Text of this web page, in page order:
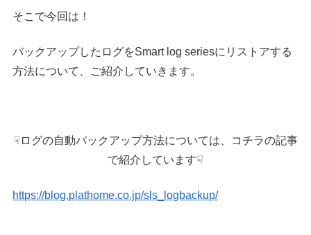
そこで今回は！
バックアップしたログをSmart log seriesにリストアする
方法について、ご紹介していきます。
☟ログの自動バックアップ方法については、コチラの記事
で紹介しています☟
https://blog.plathome.co.jp/sls_logbackup/